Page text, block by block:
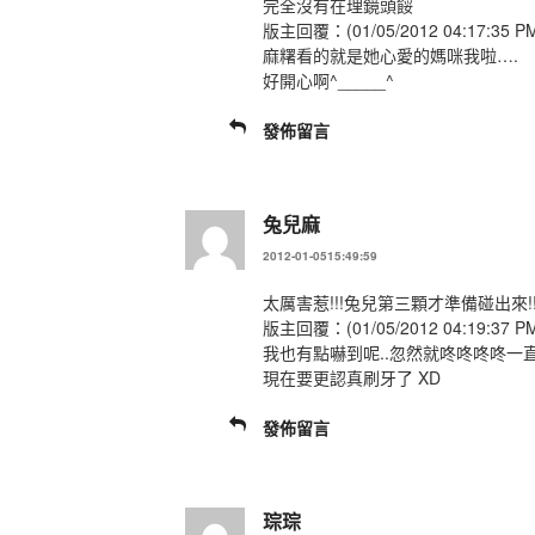
完全沒有在理鏡頭餒
版主回覆：(01/05/2012 04:17:35
麻糬看的就是她心愛的媽咪我啦….
好開心啊^_____^
發佈留言
兔兒麻
2012-01-0515:49:59
太厲害惹!!!兔兒第三顆才準備碰出來
版主回覆：(01/05/2012 04:19:37
我也有點嚇到呢..忽然就咚咚咚咚一
現在要更認真刷牙了 XD
發佈留言
琮琮